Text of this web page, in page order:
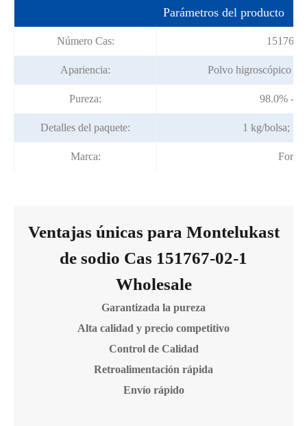
Parámetros del producto
Número Cas: 151767-
Apariencia: Polvo higroscópico
Pureza: 98.0% -
Detalles del paquete: 1 kg/bolsa;
Marca:
Ventajas únicas para Montelukast
de sodio Cas 151767-02-1
Wholesale
Garantizada la pureza
Alta calidad y precio competitivo
Control de Calidad
Retroalimentación rápida
Envío rápido